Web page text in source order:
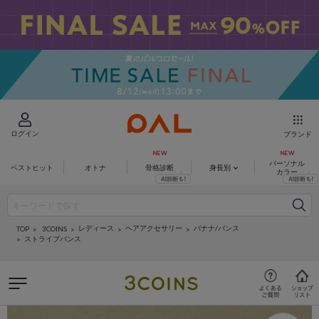
ログイン ブランド
ベストヒット オトナ 骨格診断 身長別
パーソナル
カラー
TOP 3COINS レディース ヘアアクセサリー
バナナ/バンス
ストライプバンス